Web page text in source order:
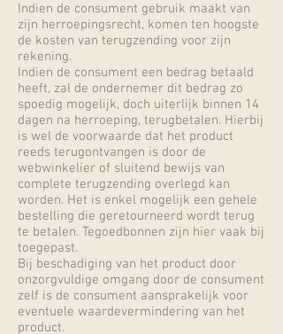
Indien de consument gebruik maakt van
zijn herroepingsrecht, komen ten hoogste
de kosten van terugzending voor zijn
rekening.
Indien de consument een bedrag betaald
heeft, zal de ondernemer dit bedrag zo
spoedig mogelijk, doch uiterlijk binnen 14
dagen na herroeping, terugbetalen. Hierbij
is wel de voorwaarde dat het product
reeds terugontvangen is door de
webwinkelier of sluitend bewijs van
complete terugzending overlegd kan
worden. Het is enkel mogelijk een gehele
bestelling die geretourneerd wordt terug
te betalen. Tegoedbonnen zijn hier vaak bij
toegepast.
Bij beschadiging van het product door
onzorgvuldige omgang door de consument
zelf is de consument aansprakelijk voor
eventuele waardevermindering van het
product.